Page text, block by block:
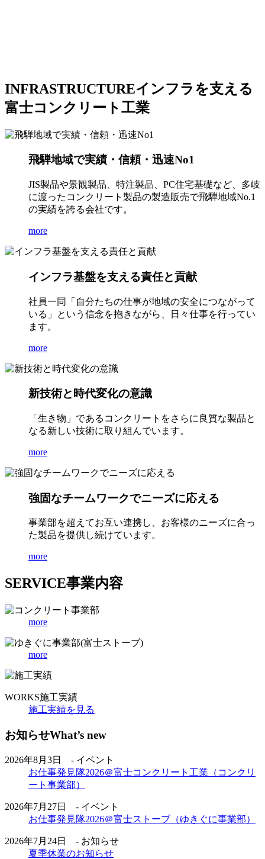
INFRASTRUCTUREインフラを支える
富士コンクリート工業
飛騨地域で実績・信頼・迅速No1
JIS製品や景観製品、特注製品、PC住宅基礎など、多岐
に渡ったコンクリート製品の製造販売で飛騨地域No.1
の実績を誇る会社です。
more
インフラ基盤を支える責任と貢献
社員一同「自分たちの仕事が地域の安全につながって
いる」という信念を抱きながら、日々仕事を行ってい
ます。
more
新技術と時代変化の意識
「生き物」であるコンクリートをさらに良質な製品と
なる新しい技術に取り組んでいます。
more
強固なチームワークでニーズに応える
事業部を超えてお互い連携し、お客様のニーズに合っ
た製品を提供し続けています。
more
SERVICE事業内容
more
more
WORKS施工実績
施工実績を見る
お知らせWhat’s new
2026年8月3日 - イベント
お仕事発見隊2026＠富士コンクリート工業（コンクリ
ート事業部）
2026年7月27日 - イベント
お仕事発見隊2026＠富士ストーブ（ゆきぐに事業部）
2026年7月24日 - お知らせ
夏季休業のお知らせ